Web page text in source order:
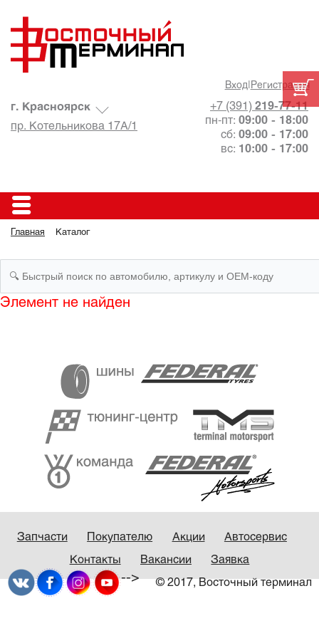
Вход| Регистрация
+7 (391) 219-77-11
пн-пт: 09:00 - 18:00
сб: 09:00 - 17:00
вс: 10:00 - 17:00
г. Красноярск
пр. Котельникова 17А/1
Главная Каталог
Элемент не найден
Запчасти Покупателю Акции Автосервис
Контакты Вакансии Заявка
© 2017, Восточный терминал
-->